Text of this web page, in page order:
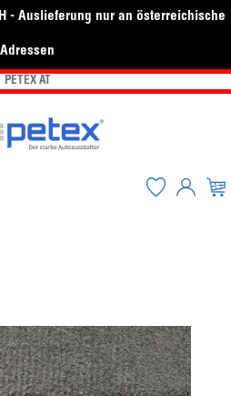
- Auslieferung nur an österreichische
Adressen
PETEX AT